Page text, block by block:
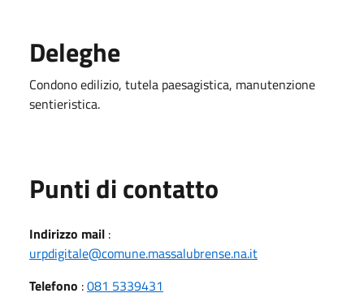
Deleghe
Condono edilizio, tutela paesagistica, manutenzione
sentieristica.
Punti di contatto
Indirizzo mail :
urpdigitale@comune.massalubrense.na.it
Telefono :081 5339431